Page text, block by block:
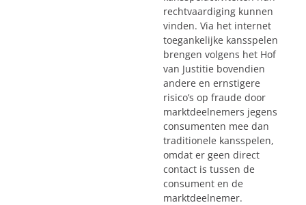
rechtvaardiging kunnen
vinden. Via het internet
toegankelijke kansspelen
brengen volgens het Hof
van Justitie bovendien
andere en ernstigere
risico’s op fraude door
marktdeelnemers jegens
consumenten mee dan
traditionele kansspelen,
omdat er geen direct
contact is tussen de
consument en de
marktdeelnemer.